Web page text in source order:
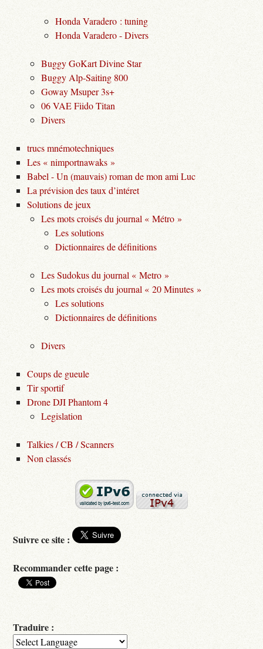
Honda Varadero : tuning
Honda Varadero - Divers
Buggy GoKart Divine Star
Buggy Alp-Saiting 800
Goway Msuper 3s+
06 VAE Fiido Titan
Divers
trucs mnémotechniques
Les « nimportnawaks »
Babel - Un (mauvais) roman de mon ami Luc
La prévision des taux d’intéret
Solutions de jeux
Les mots croisés du journal « Métro »
Les solutions
Dictionnaires de définitions
Les Sudokus du journal « Metro »
Les mots croisés du journal « 20 Minutes »
Les solutions
Dictionnaires de définitions
Divers
Coups de gueule
Tir sportif
Drone DJI Phantom 4
Legislation
Talkies / CB / Scanners
Non classés
Suivre ce site :
Recommander cette page :
Traduire :